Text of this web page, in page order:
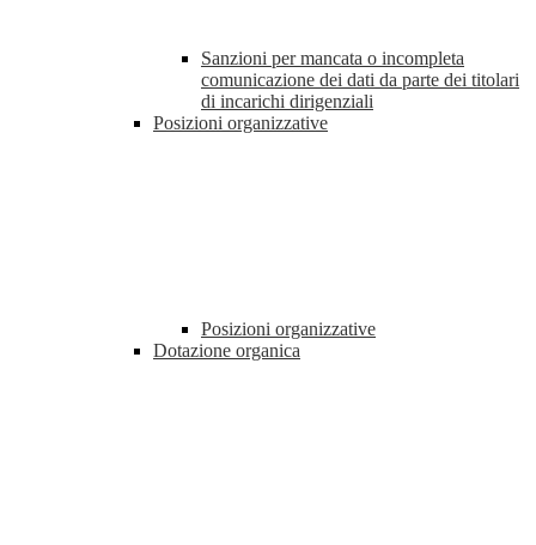
Sanzioni per mancata o incompleta
comunicazione dei dati da parte dei titolari
di incarichi dirigenziali
Posizioni organizzative
Posizioni organizzative
Dotazione organica